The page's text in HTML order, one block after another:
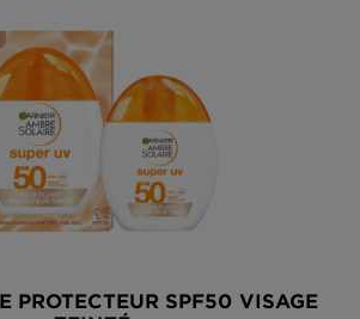
PROTECTEUR SPF50 VISAGE